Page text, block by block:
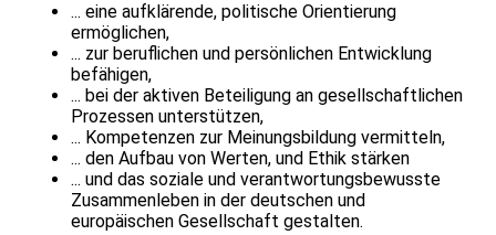
... eine aufklärende, politische Orientierung
ermöglichen,
... zur beruflichen und persönlichen Entwicklung
befähigen,
... bei der aktiven Beteiligung an gesellschaftlichen
Prozessen unterstützen,
... Kompetenzen zur Meinungsbildung vermitteln,
... den Aufbau von Werten, und Ethik stärken
... und das soziale und verantwortungsbewusste
Zusammenleben in der deutschen und
europäischen Gesellschaft gestalten.